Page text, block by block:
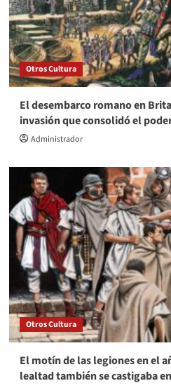
Otros Cultura
El desembarco romano en
invasión que consolidó el
Administrador
Otros Cultura
El motín de las legiones en el
lealtad también se castigaba